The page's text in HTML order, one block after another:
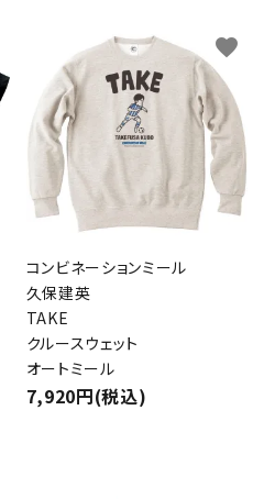
コンビネーションミール
久保建英
TAKE
クルースウェット
オートミール
7,920円(税込)
favorite